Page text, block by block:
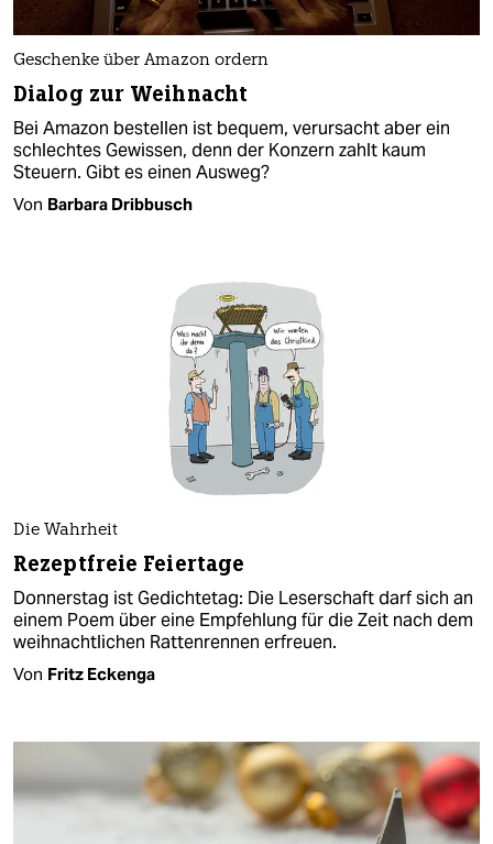
Geschenke über Amazon ordern
Dialog zur Weihnacht
Bei Amazon bestellen ist bequem, verursacht aber ein
schlechtes Gewissen, denn der Konzern zahlt kaum
Steuern. Gibt es einen Ausweg?
Von Barbara Dribbusch
Die Wahrheit
Rezeptfreie Feiertage
Donnerstag ist Gedichtetag: Die Leserschaft darf sich an
einem Poem über eine Empfehlung für die Zeit nach dem
weihnachtlichen Rattenrennen erfreuen.
Von Fritz Eckenga